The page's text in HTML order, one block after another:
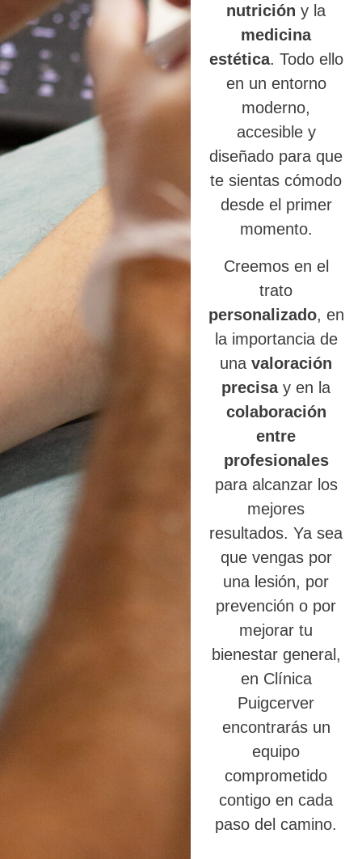
nutrición y la
medicina
estética. Todo ello
en un entorno
moderno,
accesible y
diseñado para que
te sientas cómodo
desde el primer
momento.
Creemos en el
trato
personalizado, en
la importancia de
unavaloración
precisay en la
colaboración
entre
profesionales
para alcanzar los
mejores
resultados. Ya sea
que vengas por
una lesión, por
prevención o por
mejorar tu
bienestar general,
en Clínica
Puigcerver
encontrarás un
equipo
comprometido
contigo en cada
paso del camino.